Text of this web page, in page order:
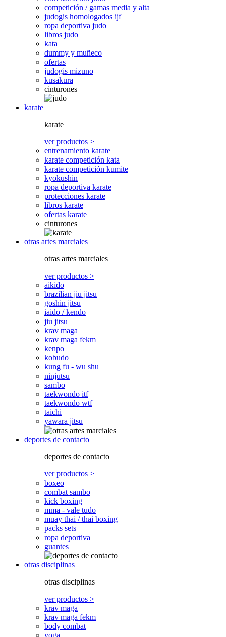
competición / gamas media y alta
judogis homologados ijf
ropa deportiva judo
libros judo
kata
dummy y muñeco
ofertas
judogis mizuno
kusakura
cinturones
karate
karate
ver productos >
entrenamiento karate
karate competición kata
karate competición kumite
kyokushin
ropa deportiva karate
protecciones karate
libros karate
ofertas karate
cinturones
otras artes marciales
otras artes marciales
ver productos >
aikido
brazilian jiu jitsu
goshin jitsu
iaido / kendo
jiu jitsu
krav maga
krav maga fekm
kenpo
kobudo
kung fu - wu shu
ninjutsu
sambo
taekwondo itf
taekwondo wtf
taichi
yawara jitsu
deportes de contacto
deportes de contacto
ver productos >
boxeo
combat sambo
kick boxing
mma - vale tudo
muay thai / thai boxing
packs sets
ropa deportiva
guantes
otras disciplinas
otras disciplinas
ver productos >
krav maga
krav maga fekm
body combat
yoga